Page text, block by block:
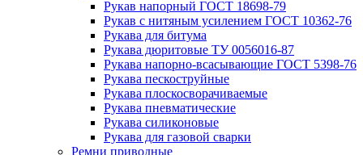
Рукав напорный ГОСТ 18698-79
Рукав с нитяным усилением ГОСТ 10362-76
Рукава для битума
Рукава дюритовые ТУ 0056016-87
Рукава напорно-всасывающие ГОСТ 5398-76
Рукава пескоструйные
Рукава плоскосворачиваемые
Рукава пневматические
Рукава силиконовые
Рукава для газовой сварки
Ремни приводные